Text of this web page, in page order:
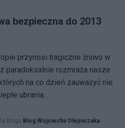
bezpieczna do 2013
przynosi tragiczne żniwo w
paradoksalnie rozmraża nasze
na co dzień zauważyć nie
ubrania...
blogu Blog Wojciecha Olejniczaka